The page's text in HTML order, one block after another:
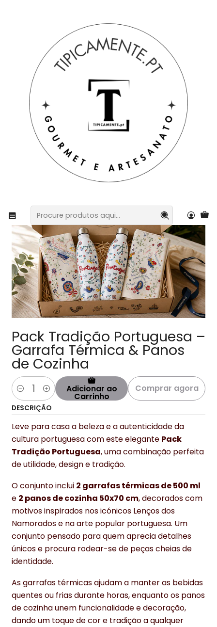
Pack Tradição Portuguesa – Garrafa Térmica & Panos
Pack Tradição Portuguesa –
Garrafa Térmica & Panos
de Cozinha
Quantidade Adicionar ao
Carrinho
Comprar agora
DESCRIÇÃO
Leve para casa a beleza e a autenticidade da
cultura portuguesa com este elegante Pack
Tradição Portuguesa, uma combinação perfeita
de utilidade, design e tradição.
O conjunto inclui 2 garrafas térmicas de 500 ml
e 2 panos de cozinha 50x70 cm, decorados com
motivos inspirados nos icónicos Lenços dos
Namorados e na arte popular portuguesa. Um
conjunto pensado para quem aprecia detalhes
únicos e procura rodear-se de peças cheias de
identidade.
As garrafas térmicas ajudam a manter as bebidas
quentes ou frias durante horas, enquanto os panos
de cozinha unem funcionalidade e decoração,
dando um toque de cor e tradição a qualquer